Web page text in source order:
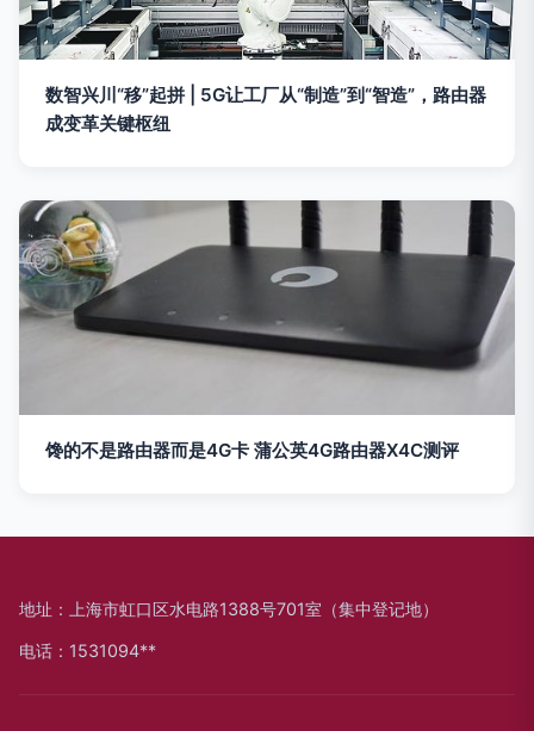
数智兴川“移”起拼 | 5G让工厂从“制造”到“智造”，路由器
成变革关键枢纽
馋的不是路由器而是4G卡 蒲公英4G路由器X4C测评
地址：上海市虹口区水电路1388号701室（集中登记地）
电话：1531094**